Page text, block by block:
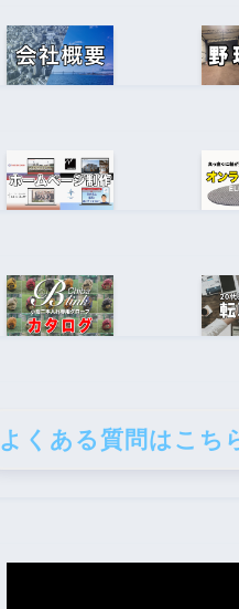
よくある質問はこち